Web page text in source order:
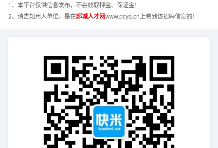
1、本平台仅供信息发布，不会收取押金、保证金！
2、请告知用人单位，是在郯城人才网www.pcyq.cn上看到该招聘信息的！